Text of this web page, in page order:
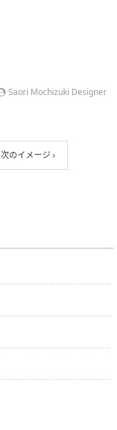
Saori Mochizuki Designer
次のイメージ ›